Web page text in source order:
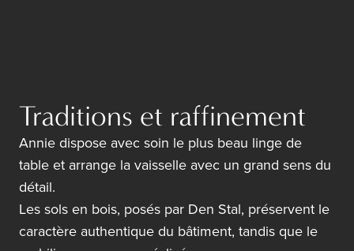
Traditions et raffinement
Annie dispose avec soin le plus beau linge de
table et arrange la vaisselle avec un grand sens du
détail.
Les sols en bois, posés par Den Stal, préservent le
caractère authentique du bâtiment, tandis que le